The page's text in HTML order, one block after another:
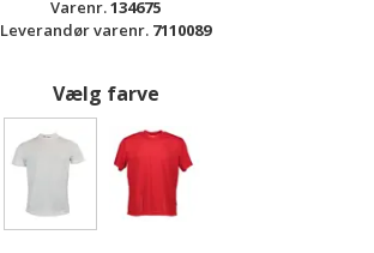
Varenr.134675
Leverandør varenr. 7110089
Vælg farve